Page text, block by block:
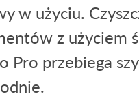
w użyciu.
z użyciem
Pro przebiega